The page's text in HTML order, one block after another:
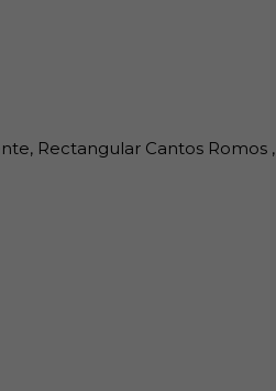
Rectangular Cantos Romos ,